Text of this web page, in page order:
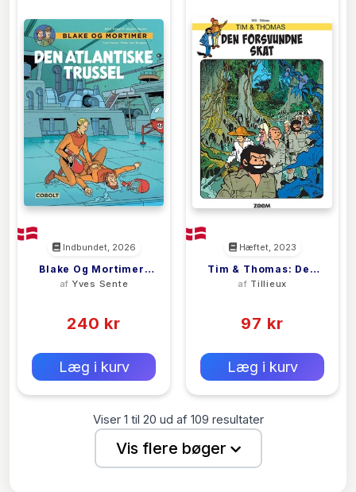
Indbundet, 2026
Blake Og Mortimer:
Den Atlantiske
af Yves Sente
240 kr
Læg i kurv
Hæftet, 2023
Tim & Thomas: Den
Forsvundne Skat
af Tillieux
97 kr
Læg i kurv
Viser 1 til 20 ud af 109 resultater
Vis flere bøger